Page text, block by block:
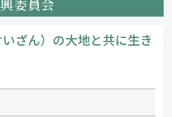
のダウンロード
問い合わせ
委員会
ざん）の大地と共に生き